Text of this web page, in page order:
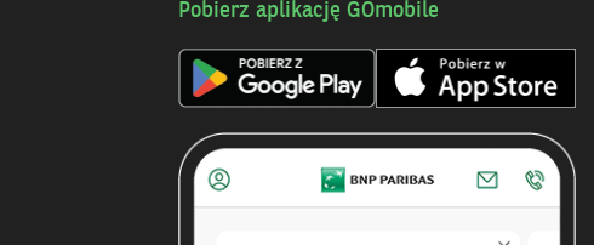
Pobierz aplikację GOmobile